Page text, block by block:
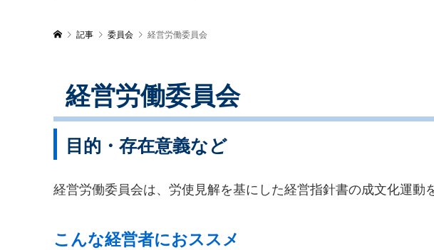
記事 委員会 経営労働委員会
経営労働委員会
目的・存在意義など
経営労働委員会は、労使見解を基にした経営指針書の成文化運動
こんな経営者におススメ